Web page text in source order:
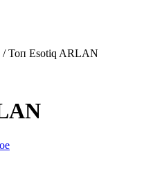
/ Топ Esotiq ARLAN